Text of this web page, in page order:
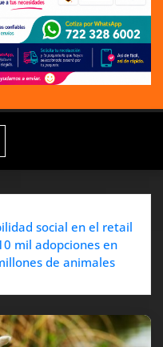
social en el retail
mil adopciones en
de animales